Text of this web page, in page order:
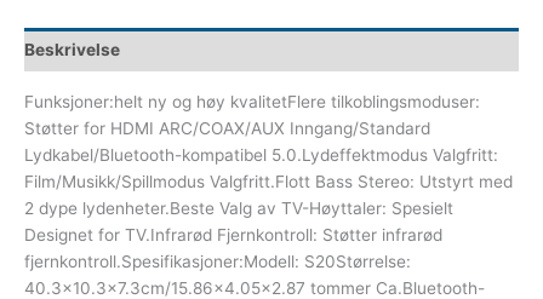
Beskrivelse
Funksjoner:helt ny og høy kvalitetFlere tilkoblingsmoduser:
Støtter for HDMI ARC/COAX/AUX Inngang/Standard
Lydkabel/Bluetooth-kompatibel 5.0.Lydeffektmodus Valgfritt:
Film/Musikk/Spillmodus Valgfritt.Flott Bass Stereo: Utstyrt med
2 dype lydenheter.Beste Valg av TV-Høyttaler: Spesielt
Designet for TV.Infrarød Fjernkontroll: Støtter infrarød
fjernkontroll.Spesifikasjoner:Modell: S20Størrelse:
40.3×10.3×7.3cm/15.86×4.05×2.87 tommer Ca.Bluetooth-